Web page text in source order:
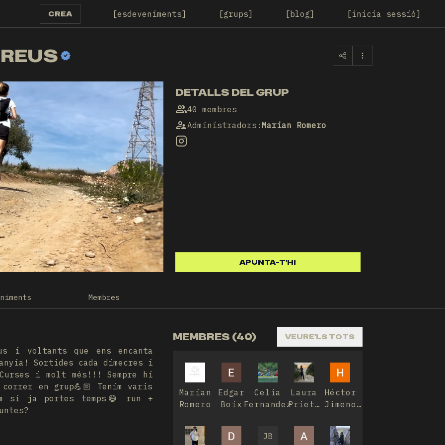
CREA esdeveniments grups blog inicia sessió
DETALLS DEL GRUP
40 membres
Administradors : Marian Romero
APUNTA-T'HI
Membres
i voltants que ens encanta
Sortides cada dimecres i
i molt més!!! Sempre hi
en grup💪🏻 Tenim varis
si ja portes temps😄 run +
MEMBRES (40) VEURE'LS TOTS
Marian
Romero
Edgar
Boix
Celia
Fernandez
Laura
Prieto
Héctor
Jimeno
JB